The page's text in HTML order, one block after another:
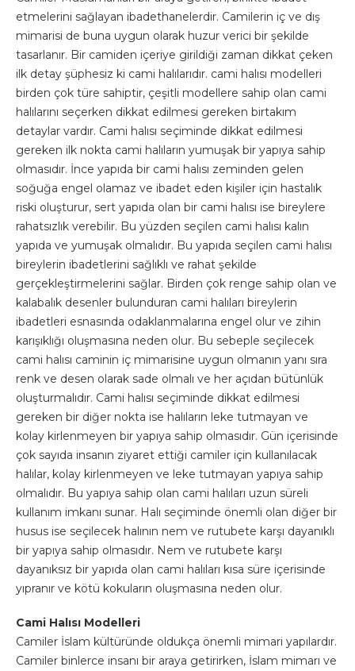
etmelerini sağlayan ibadethanelerdir. Camilerin iç ve dış
mimarisi de buna uygun olarak huzur verici bir şekilde
tasarlanır. Bir camiden içeriye girildiği zaman dikkat çeken
ilk detay şüphesiz ki cami halılarıdır. cami halısı modelleri
birden çok türe sahiptir, çeşitli modellere sahip olan cami
halılarını seçerken dikkat edilmesi gereken birtakım
detaylar vardır. Cami halısı seçiminde dikkat edilmesi
gereken ilk nokta cami halıların yumuşak bir yapıya sahip
olmasıdır. İnce yapıda bir cami halısı zeminden gelen
soğuğa engel olamaz ve ibadet eden kişiler için hastalık
riski oluşturur, sert yapıda olan bir cami halısı ise bireylere
rahatsızlık verebilir. Bu yüzden seçilen cami halısı kalın
yapıda ve yumuşak olmalıdır. Bu yapıda seçilen cami halısı
bireylerin ibadetlerini sağlıklı ve rahat şekilde
gerçekleştirmelerini sağlar. Birden çok renge sahip olan ve
kalabalık desenler bulunduran cami halıları bireylerin
ibadetleri esnasında odaklanmalarına engel olur ve zihin
karışıklığı oluşmasına neden olur. Bu sebeple seçilecek
cami halısı caminin iç mimarisine uygun olmanın yanı sıra
renk ve desen olarak sade olmalı ve her açıdan bütünlük
oluşturmalıdır. Cami halısı seçiminde dikkat edilmesi
gereken bir diğer nokta ise halıların leke tutmayan ve
kolay kirlenmeyen bir yapıya sahip olmasıdır. Gün içerisinde
çok sayıda insanın ziyaret ettiği camiler için kullanılacak
halılar, kolay kirlenmeyen ve leke tutmayan yapıya sahip
olmalıdır. Bu yapıya sahip olan cami halıları uzun süreli
kullanım imkanı sunar. Halı seçiminde önemli olan diğer bir
husus ise seçilecek halının nem ve rutubete karşı dayanıklı
bir yapıya sahip olmasıdır. Nem ve rutubete karşı
dayanıksız bir yapıda olan cami halıları kısa süre içerisinde
yıpranır ve kötü kokuların oluşmasına neden olur.
Cami Halısı Modelleri
Camiler İslam kültüründe oldukça önemli mimari yapılardır.
Camiler binlerce insanı bir araya getirirken, İslam mimarı ve